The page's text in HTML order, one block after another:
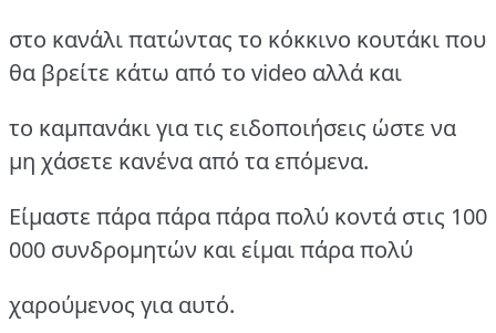
στο κανάλι πατώντας το κόκκινο κουτάκι που
θα βρείτε κάτω από το video αλλά και
το καμπανάκι για τις ειδοποιήσεις ώστε να
μη χάσετε κανένα από τα επόμενα.
Είμαστε πάρα πάρα πάρα πολύ κοντά στις 100
000 συνδρομητών και είμαι πάρα πολύ
χαρούμενος για αυτό.